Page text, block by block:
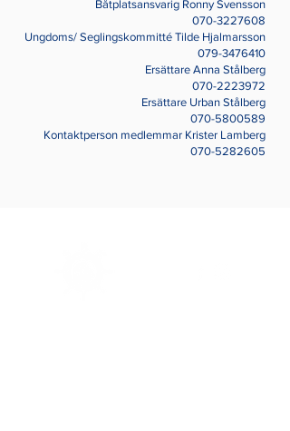
Båtplatsansvarig Ronny Svensson
070-3227608
Ungdoms/ Seglingskommitté Tilde Hjalmarsson
079-3476410
Ersättare Anna Stålberg
070-2223972
Ersättare Urban Stålberg
070-5800589
Kontaktperson medlemmar Krister Lamberg
070-5282605